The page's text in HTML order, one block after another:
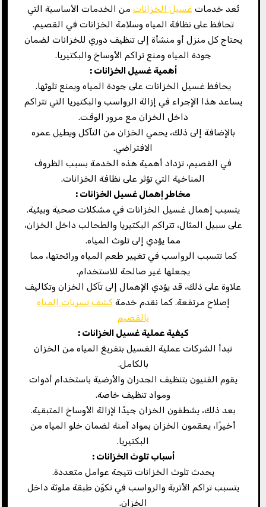
تُعد خدماتغسيل الخزانات من الخدمات الأساسية التي
تحافظ على نظافة المياه وسلامة الخزانات في القصيم.
يحتاج كل منزل أو منشأة إلى تنظيف دوري للخزانات لضمان
جودة المياه ومنع تراكم الأوساخ والبكتيريا.
أهمية غسيل الخزانات :
يحافظ غسيل الخزانات على جودة المياه ويمنع تلوثها.
يساعد هذا الإجراء في إزالة الرواسب والبكتيريا التي تتراكم
داخل الخزان مع مرور الوقت.
بالإضافة إلى ذلك، يحمي الخزان من التآكل ويطيل عمره
الافتراضي.
في القصيم، تزداد أهمية هذه الخدمة بسبب الظروف
المناخية التي تؤثر على نظافة الخزانات.
مخاطر إهمال غسيل الخزانات :
يتسبب إهمال غسيل الخزانات في مشكلات صحية وبيئية.
على سبيل المثال، تتراكم البكتيريا والطحالب داخل الخزان،
مما يؤدي إلى تلوث المياه.
كما تتسبب الرواسب في تغيير طعم المياه ورائحتها، مما
يجعلها غير صالحة للاستخدام.
علاوة على ذلك، قد يؤدي الإهمال إلى تآكل الخزان وتكاليف
إصلاح مرتفعة. كما نقدم خدمةكشف تسربات المياه
بالقصيم
كيفية عملية غسيل الخزانات :
تبدأ الشركات عملية الغسيل بتفريغ المياه من الخزان
بالكامل.
يقوم الفنيون بتنظيف الجدران والأرضية باستخدام أدوات
ومواد تنظيف خاصة.
بعد ذلك، يشطفون الخزان جيدًا لإزالة الأوساخ المتبقية.
أخيرًا، يعقمون الخزان بمواد آمنة لضمان خلو المياه من
البكتيريا.
أسباب تلوث الخزانات :
يحدث تلوث الخزانات نتيجة عوامل متعددة.
يتسبب تراكم الأتربة والرواسب في تكوّن طبقة ملوثة داخل
الخزان.